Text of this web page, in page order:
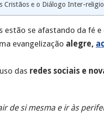
Cristãos e o Diálogo Inter-
se afastando da fé
evangelização alegre,
das redes sociais e
de si mesma e ir às